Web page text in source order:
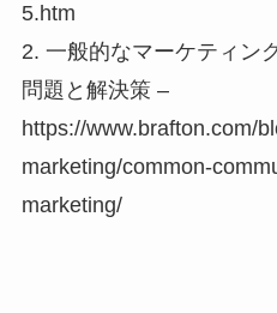
5.htm
2. 一般的なマーケティン
問題と解決策 –
https://www.brafton.com/
marketing/common-
marketing/